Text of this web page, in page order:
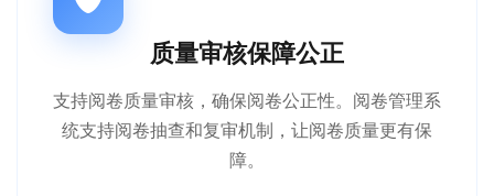
质量审核保障公正
支持阅卷质量审核，确保阅卷公正性。阅卷管理系
统支持阅卷抽查和复审机制，让阅卷质量更有保
障。